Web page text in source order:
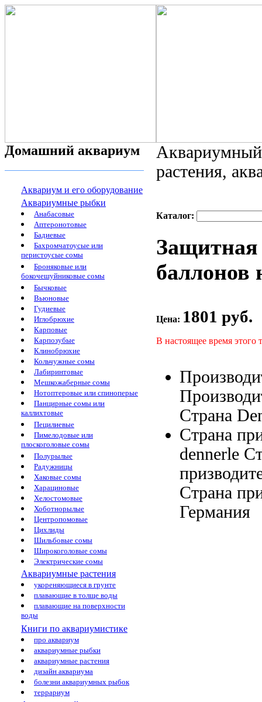
Домашний аквариум
Аквариум и его оборудование
Аквариумные рыбки
Анабасовые
Аптеронотовые
Бадиевые
Бахромчатоусые или
перистоусые сомы
Броняковые или
бокочешуйниковые сомы
Бычковые
Вьюновые
Гудиевые
Иглобрюхие
Карповые
Карпозубые
Клинобрюхие
Кольчужные сомы
Лабиринтовые
Мешкожаберные сомы
Нотоптеровые или спиноперые
Панцирные сомы или
каллихтовые
Пецилиевые
Пимелодовые или
плоскоголовые сомы
Полурылые
Радужницы
Хаковые сомы
Харациновые
Хелостомовые
Хоботнорылые
Центропомовые
Цихлиды
Шильбовые сомы
Широкоголовые сомы
Электрические сомы
Аквариумные растения
укореняющиеся в грунте
плавающие в толще воды
плавающие на поверхности
воды
Книги по аквариумистике
про аквариум
аквариумные рыбки
аквариумные растения
дизайн аквариума
болезни аквариумных рыбок
террариум
растения,
Каталог:
баллонов
Цена: 1801 руб.
В настоящее время этого
Страна
Страна
dennerle
Страна
Германия